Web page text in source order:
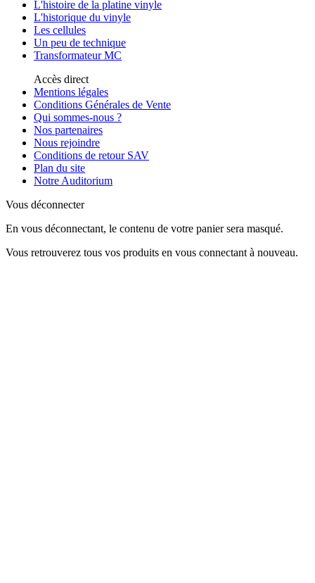
L'histoire de la platine vinyle
L'historique du vinyle
Les cellules
Un peu de technique
Transformateur MC
Accès direct
Mentions légales
Conditions Générales de Vente
Qui sommes-nous ?
Nos partenaires
Nous rejoindre
Conditions de retour SAV
Plan du site
Notre Auditorium
Vous déconnecter
En vous déconnectant, le contenu de votre panier sera masqué.
Vous retrouverez tous vos produits en vous connectant à nouveau.